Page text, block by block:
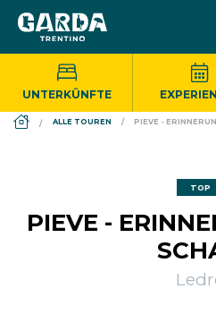
UNTERKÜNFTE
DS_BREADCRUMB.HOME
ALLE TOUREN PIEVE -
TOP
PIEVE -